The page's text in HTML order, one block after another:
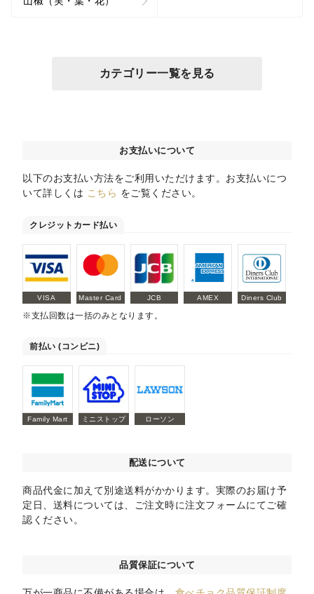
カテゴリー一覧を見る
お支払いについて
以下のお支払い方法をご利用いただけます。お支払いにつ
いて詳しくは こちら をご覧ください。
クレジットカード払い
VISA Master Card JCB AMEX Diners Club
※支払回数は一括のみとなります。
前払い (コンビニ)
Family Mart ミニストップ ローソン
配送について
商品代金に加えて別途送料がかかります。実際のお届け予
定日、送料については、ご注文時に注文フォームにてご確
認ください。
品質保証について